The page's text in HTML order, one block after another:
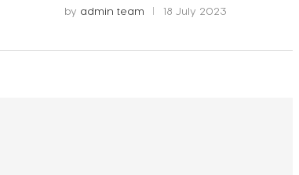
by admin team 18 July 2023